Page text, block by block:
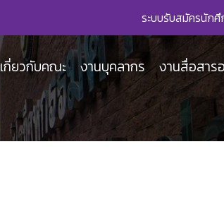
ระบบรับสมัครนักศึ
เกี่ยวกับคณะ งานบุคลากร งานสื่อสาร